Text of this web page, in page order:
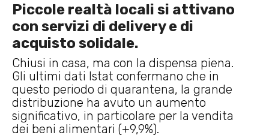
Piccole realtà locali si attivano
con servizi di delivery e di
acquisto solidale.
Chiusi in casa, ma con la dispensa piena.
Gli ultimi dati Istat confermano che in
questo periodo di quarantena, la grande
distribuzione ha avuto un aumento
significativo, in particolare per la vendita
dei beni alimentari (+9,9%).